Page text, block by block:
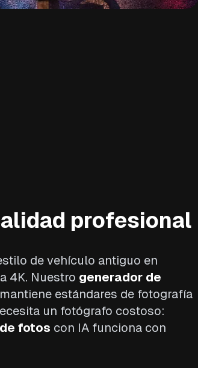
profesional
de vehículo antiguo en
4K. Nuestro generador de
mantiene estándares de fotografía
un fotógrafo costoso:
fotos con IA funciona con